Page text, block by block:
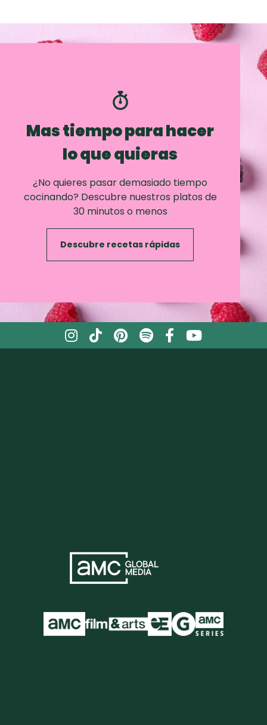
Mas tiempo para hacer
lo que quieras
¿No quieres pasar demasiado tiempo
cocinando? Descubre nuestros platos de
30 minutos o menos
Descubre recetas rápidas